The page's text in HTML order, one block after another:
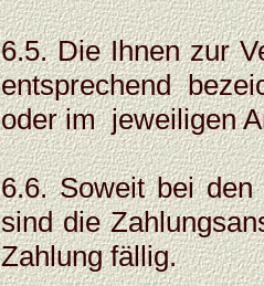
6.5. Die Ihnen zur
entsprechend
oder im jeweiligen
6.6. Soweit bei den
sind die
Zahlung fällig.